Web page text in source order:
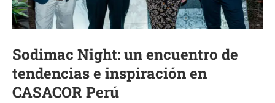
Sodimac Night: un encuentro de
tendencias e inspiración en
CASACOR Perú